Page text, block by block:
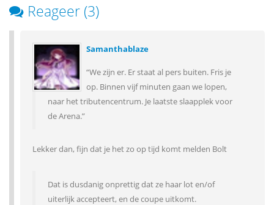
Reageer (3)
Samanthablaze
“We zijn er. Er staat al pers buiten. Fris je
op. Binnen vijf minuten gaan we lopen,
naar het tributencentrum. Je laatste slaapplek voor
de Arena.”
Lekker dan, fijn dat je het zo op tijd komt melden Bolt
Dat is dusdanig onprettig dat ze haar lot en/of
uiterlijk accepteert, en de coupe uitkomt.